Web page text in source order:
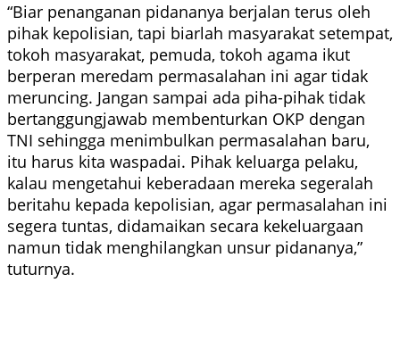
“Biar penanganan pidananya berjalan terus oleh
pihak kepolisian, tapi biarlah masyarakat setempat,
tokoh masyarakat, pemuda, tokoh agama ikut
berperan meredam permasalahan ini agar tidak
meruncing. Jangan sampai ada piha-pihak tidak
bertanggungjawab membenturkan OKP dengan
TNI sehingga menimbulkan permasalahan baru,
itu harus kita waspadai. Pihak keluarga pelaku,
kalau mengetahui keberadaan mereka segeralah
beritahu kepada kepolisian, agar permasalahan ini
segera tuntas, didamaikan secara kekeluargaan
namun tidak menghilangkan unsur pidananya,”
tuturnya.